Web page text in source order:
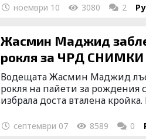
ноември 10 3080 2
Жасмин Маджид
рокля за ЧРД СНИМКИ
Водещата Жасмин Маджид
рокля на пайети за рождения
избрала доста вталена
септември 07 8589 0